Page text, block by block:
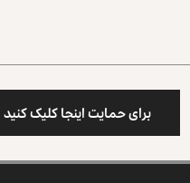
برای حمایت اینجا کلیک کنید